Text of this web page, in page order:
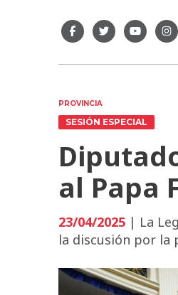
PROVINCIA
SESIÓN ESPECIAL
al Papa
23/04/2025 | La
la discusión por la